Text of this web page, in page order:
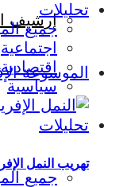
إرشيف
الموسوعة
تحليلات
جميع
تحليلات
جميع
اجتماعية
اقتصادية
سياسية
تهريب النمل